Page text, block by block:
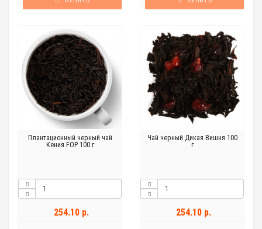
Плантационный черный чай
Кения FOP 100 г
254.10 р.
Чай черный Дикая Вишня 100
г
254.10 р.